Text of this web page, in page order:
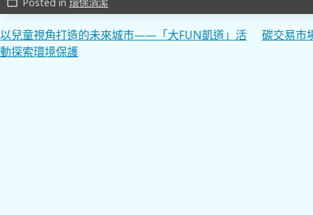
文
章
以兒童視角打造的未來城市——「大FUN凱道」活
動探索環境保護
碳交易市